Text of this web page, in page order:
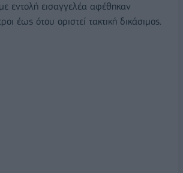
εντολή εισαγγελέα αφέθηκαν
έως ότου οριστεί τακτική δικάσιμος.